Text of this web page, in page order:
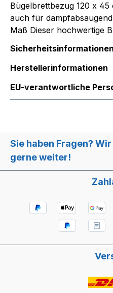
Bügelbrettbezug 120 x
auch für
Maß Dieser hochwertige
Sicherheitsinformationen
Herstellerinformationen
EU-verantwortliche
Sie haben Fragen?
gerne weiter!